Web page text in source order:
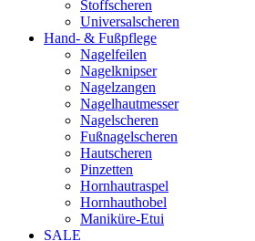
Stoffscheren
Universalscheren
Hand- & Fußpflege
Nagelfeilen
Nagelknipser
Nagelzangen
Nagelhautmesser
Nagelscheren
Fußnagelscheren
Hautscheren
Pinzetten
Hornhautraspel
Hornhauthobel
Maniküre-Etui
SALE